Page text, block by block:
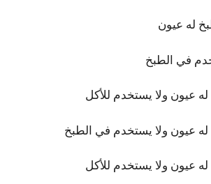
له عيون
في الطبخ
عيون ولا يستخدم للأكل
عيون ولا يستخدم في الطبخ
عيون ولا يستخدم للأكل